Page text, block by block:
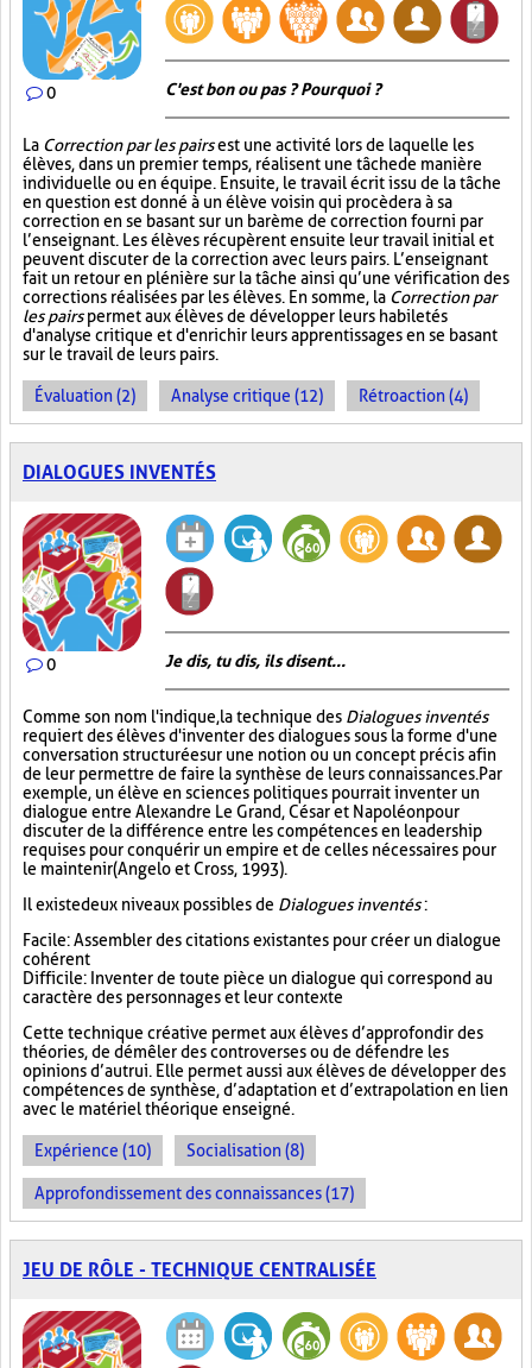
0 C'est bon ou pas ? Pourquoi ?
La Correction par les pairsest une activité lors de laquelle les
élèves, dans un premier temps, réalisent une tâche de manière
individuelle ou en équipe. Ensuite, le travail écrit issu de la tâche
en question est donné à un élève voisin qui procèdera à sa
correction en se basant sur un barème de correction fourni par
l’enseignant. Les élèves récupèrent ensuite leur travail initial et
peuvent discuter de la correction avec leurs pairs. L’enseignant
fait un retour en plénière sur la tâche ainsi qu’une vérification des
corrections réalisées par les élèves. En somme, la Correction par
les pairspermet aux élèves de développer leurs habiletés
d'analyse critique et d'enrichir leurs apprentissages en se basant
sur le travail de leurs pairs.
Évaluation (2) Analyse critique (12) Rétroaction (4)
DIALOGUES INVENTÉS
0 Je dis, tu dis, ils disent...
Comme son nom l'indique, la technique des Dialogues inventés
requiert des élèves d'inventer des dialogues sous la forme d'une
conversation structurée sur une notion ou un concept précis afin
de leur permettre de faire la synthèse de leurs connaissances. Par
exemple, un élève en sciences politiques pourrait inventer un
dialogue entre Alexandre Le Grand, César et Napoléon pour
discuter de la différence entre les compétences en leadership
requises pour conquérir un empire et de celles nécessaires pour
le maintenir (Angelo et Cross, 1993).
Il existe deux niveaux possibles de Dialogues inventés:
Facile : Assembler des citations existantes pour créer un dialogue
cohérent
Difficile : Inventer de toute pièce un dialogue qui correspond au
caractère des personnages et leur contexte
Cette technique créative permet aux élèves d’approfondir des
théories, de démêler des controverses ou de défendre les
opinions d’autrui. Elle permet aussi aux élèves de développer des
compétences de synthèse, d’adaptation et d’extrapolation en lien
avec le matériel théorique enseigné.
Expérience (10) Socialisation (8)
Approfondissement des connaissances (17)
JEU DE RÔLE - TECHNIQUE CENTRALISÉE